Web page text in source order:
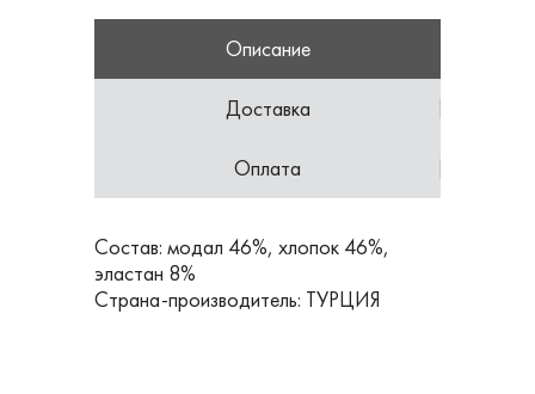
Описание
Доставка
Оплата
Состав: модал 46%, хлопок 46%,
эластан 8%
Страна-производитель: ТУРЦИЯ